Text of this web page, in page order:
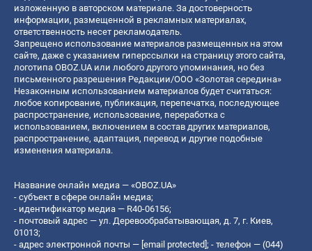
изложенную в авторском материале. За достоверность
информации, размещенной в рекламных материалах,
ответственность несет рекламодатель.
Запрещено использование материалов размещенных на этом
сайте, даже с указанием гиперссылки на страницу этого сайта,
логотипа OBOZ.UA или любого другого упоминания, но без
письменного разрешения Редакции/ООО «Золотая середина»
Незаконным использованием материалов будет считаться:
любое копирование, публикация, перепечатка, последующее
распространение, использование, переработка с
использованием, включением в состав других материалов,
распространение, адаптация, перевод и другие подобные
изменения материала.
Название онлайн медиа — «OBOZ.UA»
- субъект в сфере онлайн медиа;
- идентификатор медиа — R40-06156;
- почтовый адрес — ул. Деревообрабатывающая, д. 7, г. Киев,
01013;
- адрес электронной почты — [email protected]; - телефон — (044)